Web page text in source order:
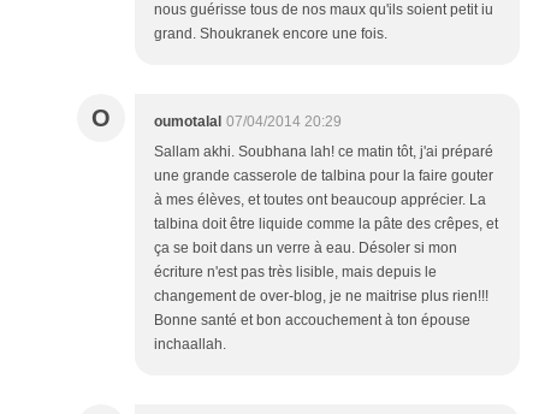
nous guérisse tous de nos maux qu'ils soient petit iu
grand. Shoukranek encore une fois.
O oumotalal 07/04/2014 20:29
Sallam akhi. Soubhana lah! ce matin tôt, j'ai préparé
une grande casserole de talbina pour la faire gouter
à mes élèves, et toutes ont beaucoup apprécier. La
talbina doit être liquide comme la pâte des crêpes, et
ça se boit dans un verre à eau. Désoler si mon
écriture n'est pas très lisible, mais depuis le
changement de over-blog, je ne maitrise plus rien!!!
Bonne santé et bon accouchement à ton épouse
inchaallah.